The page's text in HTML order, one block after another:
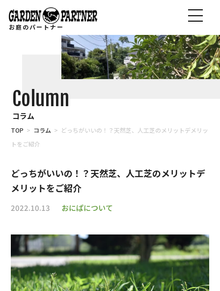
お庭のパートナー
Column
コラム
TOP > コラム > どっちがいいの！？天然芝、人工芝のメリットデメリッ
トをご紹介
どっちがいいの！？天然芝、人工芝のメリットデ
メリットをご紹介
2022.10.13 おにぱについて